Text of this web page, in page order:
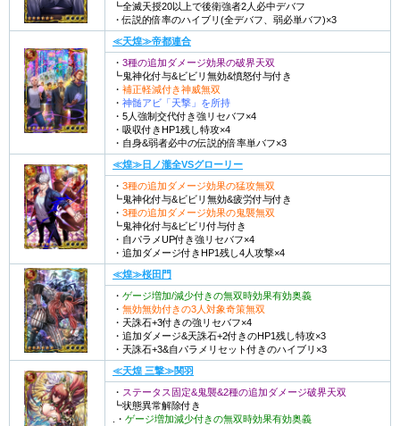
┗全滅天授20以上で後衛強者2人必中デバフ
・伝説的倍率のハイブリ(全デバフ、弱必単バフ)×3
≪天煌≫帝都連合
・ 3種の追加ダメージ効果の破界天双
┗鬼神化付与&ビビリ無効&憤怒付与付き
・ 補正軽減付き神威無双
・ 神髄アビ「天撃」を所持
・5人強制交代付き強リセバフ×4
・吸収付きHP1残し特攻×4
・自身&弱者必中の伝説的倍率単バフ×3
≪煌≫日ノ瀧全VSグローリー
・ 3種の追加ダメージ効果の猛攻無双
┗鬼神化付与&ビビリ無効&疲労付与付き
・ 3種の追加ダメージ効果の鬼襲無双
┗鬼神化付与&ビビリ付与付き
・自パラメUP付き強リセバフ×4
・追加ダメージ付きHP1残し4人攻撃×4
≪煌≫桜田門
・ ゲージ増加/減少付きの無双時効果有効奥義
・ 無効無効付きの3人対象奇策無双
・天誅石+3付きの強リセバフ×4
・追加ダメージ&天誅石+2付きのHP1残し特攻×3
・天誅石+3&自パラメリセット付きのハイブリ×3
≪天煌 三撃≫関羽
・ ステータス固定&鬼襲&2種の追加ダメージ破界天双
┗状態異常解除付き
.・ ゲージ増加減少付きの無双時効果有効奥義